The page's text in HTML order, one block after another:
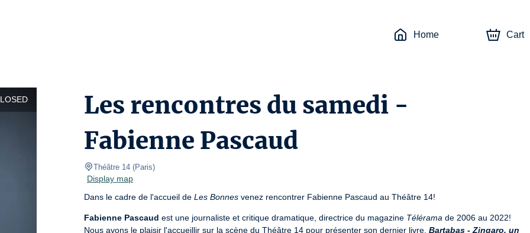
Home Cart
Les rencontres du samedi -
Fabienne Pascaud
Théâtre 14 (Paris)
Display map
Dans le cadre de l'accueil de Les Bonnes venez rencontrer Fabienne Pascaud au Théâtre 14!
Fabienne Pascaud est une journaliste et critique dramatique, directrice du magazine Télérama de 2006 au 2022!
Nous avons le plaisir l'accueillir sur la scène du Théâtre 14 pour présenter son dernier livre, Bartabas - Zingaro, un